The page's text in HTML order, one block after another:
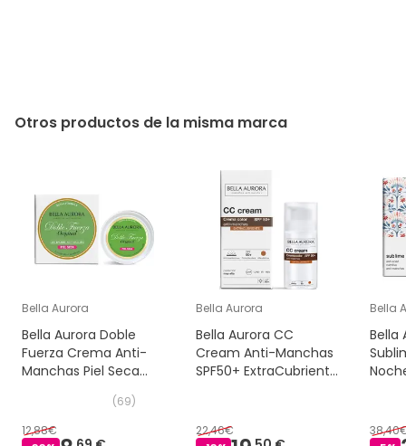
Otros productos de la misma marca
Bella Aurora
Bella Aurora Doble
Fuerza Crema Anti-
Manchas Piel Seca
(69)
12,88€
Bella Aurora
Bella Aurora CC
Cream Anti-Manchas
SPF50+ ExtraCubriente
22,46€
Bella
Bella